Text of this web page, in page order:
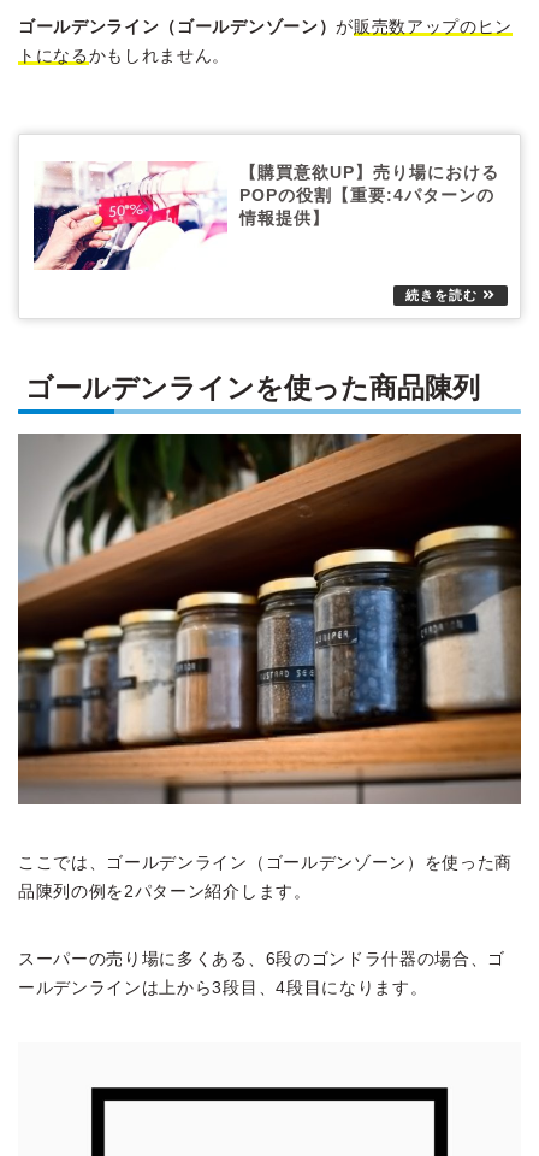
ゴールデンライン（ゴールデンゾーン）が販売数アップのヒン
トになる かもしれません。
【購買意欲UP】売り場における
POPの役割【重要:4パターンの
情報提供】
ゴールデンラインを使った商品陳列
ここでは、ゴールデンライン（ゴールデンゾーン）を使った商
品陳列の例を2パターン紹介します。
スーパーの売り場に多くある、6段のゴンドラ什器の場合、ゴ
ールデンラインは上から3段目、4段目になります。